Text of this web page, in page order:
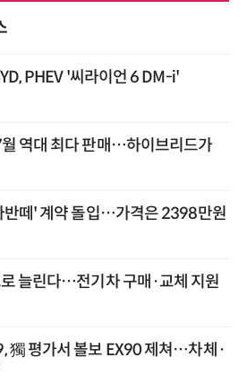
PHEV '씨라이언 6 DM-i'
역대 최다 판매…하이브리드가
반떼' 계약 돌입…가격은 2398만원
늘린다…전기차 구매·교체 지원
獨 평가서 볼보 EX90 제쳐…차체·